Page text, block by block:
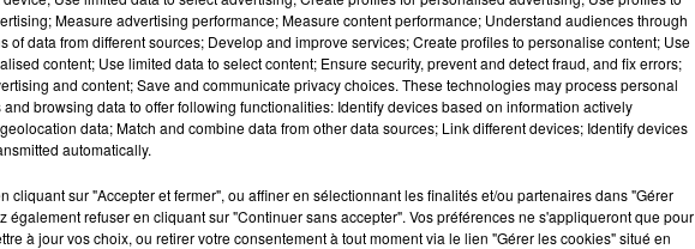
8 min 30 sec
Measure advertising performance; Measure content performance; Understand audiences through
of data from different sources; Develop and improve services; Create profiles to personalise content; Use
content; Use limited data to select content; Ensure security, prevent and detect fraud, and fix errors;
and content; Save and communicate privacy choices. These technologies may process personal
browsing data to offer following functionalities: Identify devices based on information actively
data; Match and combine data from other data sources; Link different devices; Identify devices
automatically.
cliquant sur "Accepter et fermer", ou affiner en sélectionnant les finalités et/ou partenaires dans "Gérer
également refuser en cliquant sur "Continuer sans accepter". Vos préférences ne s'appliqueront que pour
à jour vos choix, ou retirer votre consentement à tout moment via le lien "Gérer les cookies" situé en